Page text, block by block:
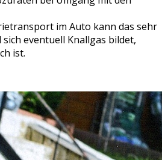
im Auto kann das sehr
eventuell Knallgas bildet,
ist.